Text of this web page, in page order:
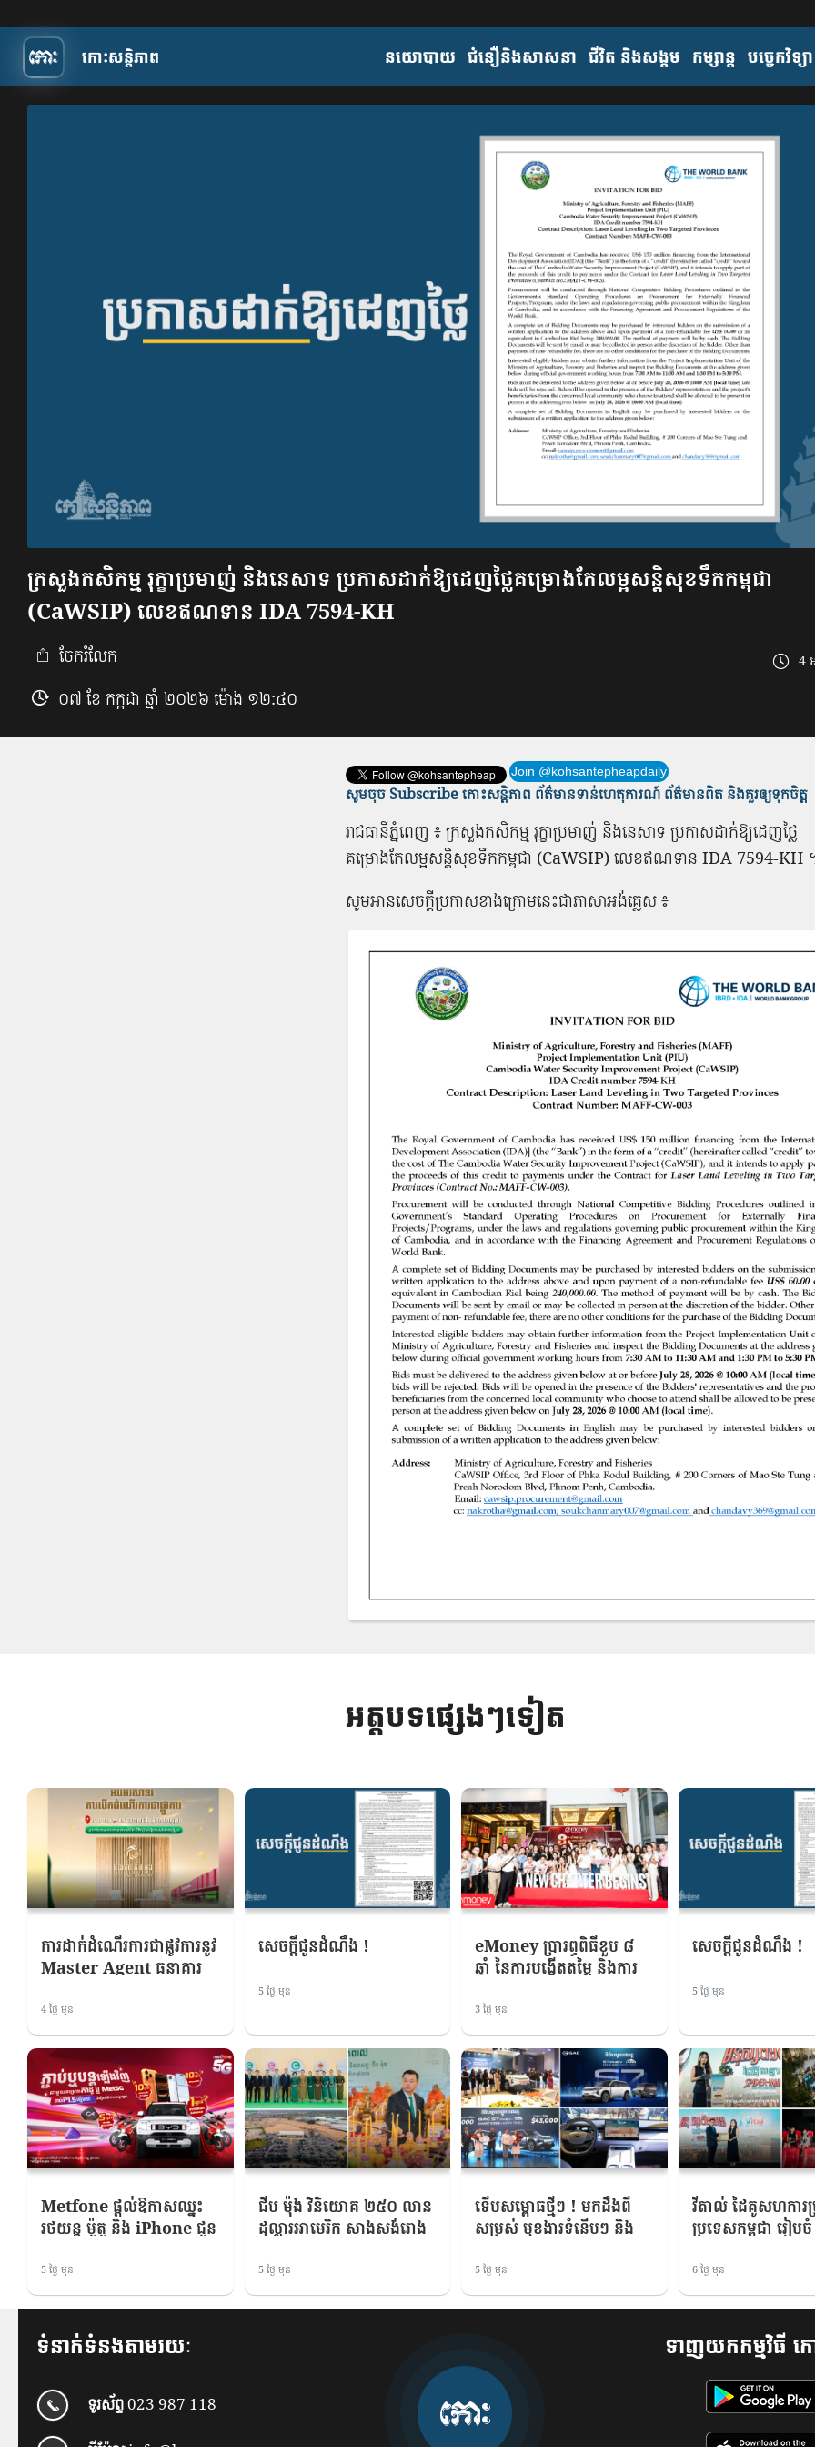
កោះសន្តិភាព ​នយោបាយ ជំនឿនិងសាសនា ជីវិត និងសង្គម កម្សាន្ត បច្ចេកវិទ្យា
ក្រសួងកសិកម្ម រុក្ខាប្រមាញ់ និងនេសាទ ប្រកាសដាក់ឱ្យដេញថ្លៃគម្រោងកែលម្អសន្តិសុខទឹកកម្ពុជា
(CaWSIP) លេខឥណទាន IDA 7594-KH
ចែករំលែក 4
០៧ ខែ កក្កដា ឆ្នាំ ២០២៦ ម៉ោង ១២:៤០
Join @kohsantepheapdaily
សូមចុច Subscribe កោះសន្តិភាព ព័ត៌មាន​ទាន់​ហេតុការណ៍ ព័ត៌មានពិត និង​គួរឲ្យទុកចិត្ត
រាជធានីភ្នំពេញ ៖ ក្រសួងកសិកម្ម រុក្ខាប្រមាញ់ និងនេសាទ ប្រកាសដាក់ឱ្យដេញថ្លៃ
គម្រោងកែលម្អសន្តិសុខទឹកកម្ពុជា (CaWSIP) លេខឥណទាន IDA 7594-KH
សូមអានសេចក្តីប្រកាសខាងក្រោមនេះជាភាសាអង់គ្លេស ៖
អត្តបទផ្សេងៗទៀត
ការដាក់ដំណើរការជាផ្លូវការនូវ
Master Agent ធនាគារ
កាន់តែនៅជិត ជីវិតប្រចាំថ្ងៃ
កាន់តែងាយស្រួល
4 ថ្ងៃ មុន
សេចក្តីជូនដំណឹង !
5 ថ្ងៃ មុន
eMoney ប្រារព្ធ​ពិធី​ខួប ៨
ឆ្នាំ នៃ​ការ​បង្កើត​តម្លៃ និង​ការ​
3 ថ្ងៃ មុន
សេចក្តីជូនដំណឹង !
5 ថ្ងៃ មុន
Metfone ផ្តល់ឱកាសឈ្នះ
រថយន្ត ម៉ូតូ និង iPhone ជូន
កាដូ & Met5G
5 ថ្ងៃ មុន
ជីប ម៉ុង វិនិយោគ ២៥០ លាន
ដុល្លារអាមេរិក សាងសង់រោង
កាហ្វេ បោះជំហានកាន់តែខ្លាំង
ក្នុងវិស័យឧស្សាហកម្មអាហារ
និងភេសជ្ជៈកម្ពុជា
5 ថ្ងៃ មុន
ទើបសម្ពោធថ្មីៗ ! មកដឹងពី
សម្រស់ មុខងារទំនើបៗ និង
ប្រណីត GAC S7 PHEV
i4WD
5 ថ្ងៃ មុន
វីតាល់ ដៃគូសហការប្
ប្រទេសកម្ពុជា រៀបចំ
ប៊ិច សម្ពោធខ្សែភាព
SPIDER-MAN:
NEW DAY ដ៏ធំប្រច
6 ថ្ងៃ មុន
ទំនាក់ទំនងតាមរយៈ
ទូរស័ព្ទ023 987 118
ទាញយកកម្មវិធី ក